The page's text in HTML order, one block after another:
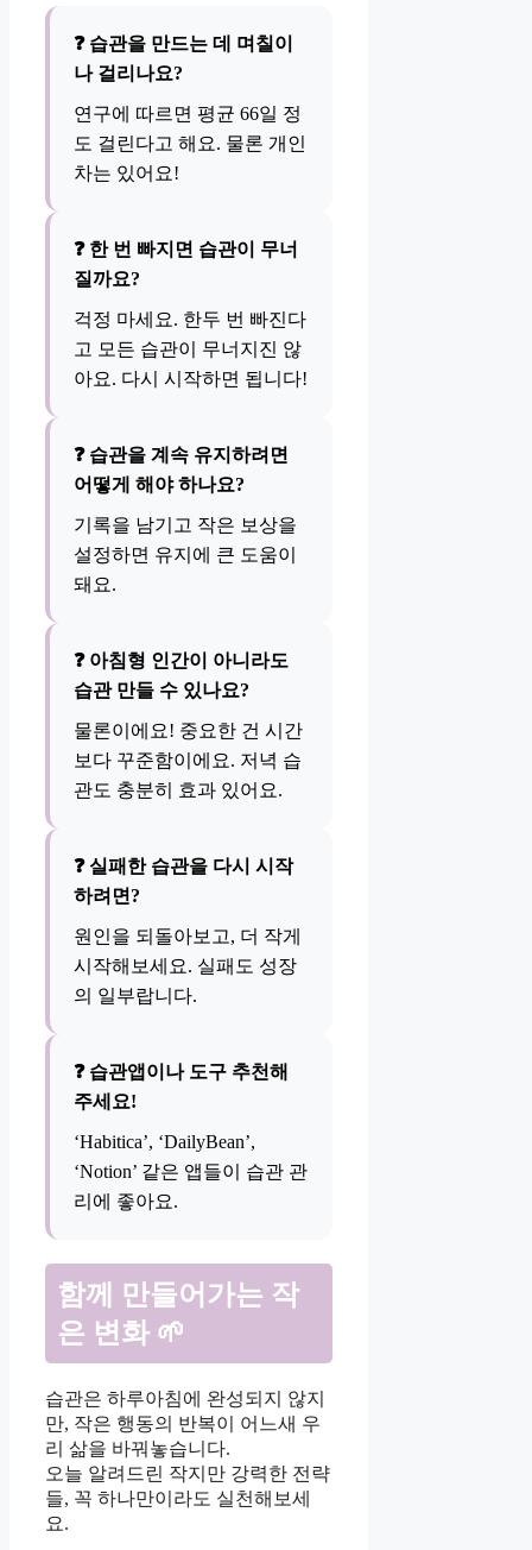
❓ 습관을 만드는 데 며칠이
나 걸리나요?
연구에 따르면 평균 66일 정
도 걸린다고 해요. 물론 개인
차는 있어요!
❓ 한 번 빠지면 습관이 무너
질까요?
걱정 마세요. 한두 번 빠진다
고 모든 습관이 무너지진 않
아요. 다시 시작하면 됩니다!
❓ 습관을 계속 유지하려면
어떻게 해야 하나요?
기록을 남기고 작은 보상을
설정하면 유지에 큰 도움이
돼요.
❓ 아침형 인간이 아니라도
습관 만들 수 있나요?
물론이에요! 중요한 건 시간
보다 꾸준함이에요. 저녁 습
관도 충분히 효과 있어요.
❓ 실패한 습관을 다시 시작
하려면?
원인을 되돌아보고, 더 작게
시작해보세요. 실패도 성장
의 일부랍니다.
❓ 습관앱이나 도구 추천해
주세요!
‘Habitica’, ‘DailyBean’,
‘Notion’ 같은 앱들이 습관 관
리에 좋아요.
함께 만들어가는 작
은 변화 🌱
습관은 하루아침에 완성되지 않지
만, 작은 행동의 반복이 어느새 우
리 삶을 바꿔놓습니다.
오늘 알려드린 작지만 강력한 전략
들, 꼭 하나만이라도 실천해보세
요.